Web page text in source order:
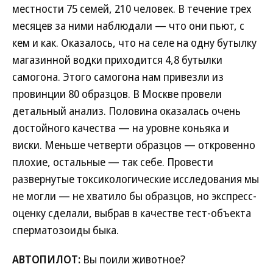
местности 75 семей, 210 человек. В течение трех
месяцев за ними наблюдали — что они пьют, с
кем и как. Оказалось, что на селе на одну бутылку
магазинной водки приходится 4,8 бутылки
самогона. Этого самогона нам привезли из
провинции 80 образцов. В Москве провели
детальный анализ. Половина оказалась очень
достойного качества — на уровне коньяка и
виски. Меньше четверти образцов — откровенно
плохие, остальные — так себе. Провести
развернутые токсикологические исследования мы
не могли — не хватило бы образцов, но экспресс-
оценку сделали, выбрав в качестве тест-объекта
сперматозоиды быка.
АВТОПИЛОТ: Вы поили животное?